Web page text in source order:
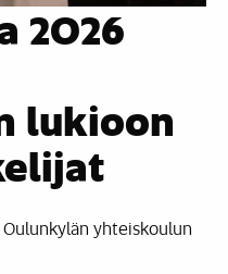
2026
lukioon
yhteiskoulun